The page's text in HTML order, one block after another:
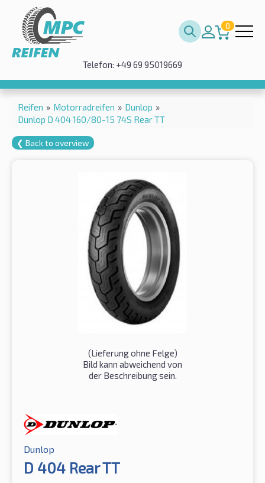
0
Telefon: +49 69 95019669
Reifen » Motorradreifen » Dunlop »
Dunlop D 404 160/80-15 74S Rear TT
❮ Back to overview
(Lieferung ohne Felge)
Bild kann abweichend von
der Beschreibung sein.
Dunlop
D 404 Rear TT